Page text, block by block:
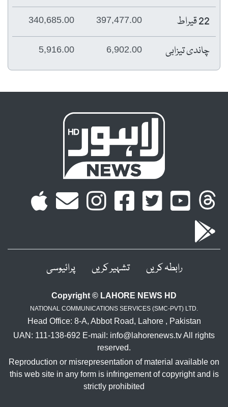
22 قیراط 397,477.00
340,685.00
چاندی تیزابی 6,902.00
5,916.00
رابطہ کریں تشہیر کریں پرائیوسی
Copyright © LAHORE NEWS HD
NATIONAL COMMUNICATIONS SERVICES (SMC-PVT) LTD.
Head Office: 8-A, Abbot Road, Lahore , Pakistan
UAN: 111-138-692 E-mail: info@lahorenews.tv All rights
reserved.
Reproduction or misrepresentation of material available on
this web site in any form is infringement of copyright and is
strictly prohibited